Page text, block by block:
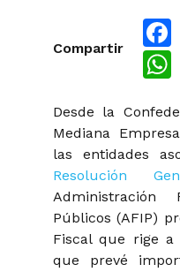
Compartir
Desde la
Mediana
las entidades
Resolución
Administración
Públicos (AFIP)
Fiscal que rige
que prevé